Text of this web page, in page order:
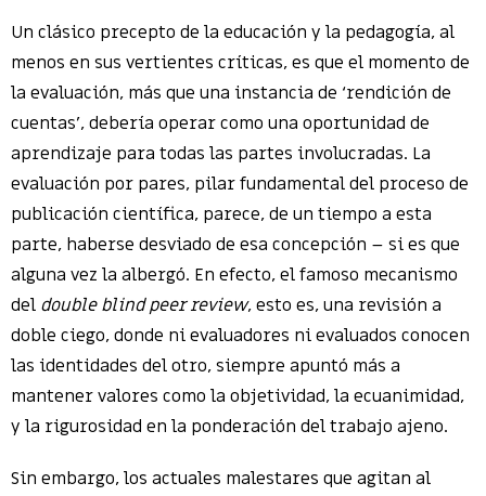
Un clásico precepto de la educación y la pedagogía, al
menos en sus vertientes críticas, es que el momento de
la evaluación, más que una instancia de ‘rendición de
cuentas’, debería operar como una oportunidad de
aprendizaje para todas las partes involucradas. La
evaluación por pares, pilar fundamental del proceso de
publicación científica, parece, de un tiempo a esta
parte, haberse desviado de esa concepción – si es que
alguna vez la albergó. En efecto, el famoso mecanismo
del double blind peer review, esto es, una revisión a
doble ciego, donde ni evaluadores ni evaluados conocen
las identidades del otro, siempre apuntó más a
mantener valores como la objetividad, la ecuanimidad,
y la rigurosidad en la ponderación del trabajo ajeno.
Sin embargo, los actuales malestares que agitan al